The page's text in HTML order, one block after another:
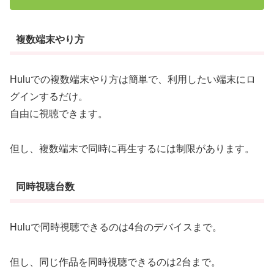
複数端末やり方
Huluでの複数端末やり方は簡単で、利用したい端末にロ
グインするだけ。
自由に視聴できます。
但し、複数端末で同時に再生するには制限があります。
同時視聴台数
Huluで同時視聴できるのは4台のデバイスまで。
但し、同じ作品を同時視聴できるのは2台まで。